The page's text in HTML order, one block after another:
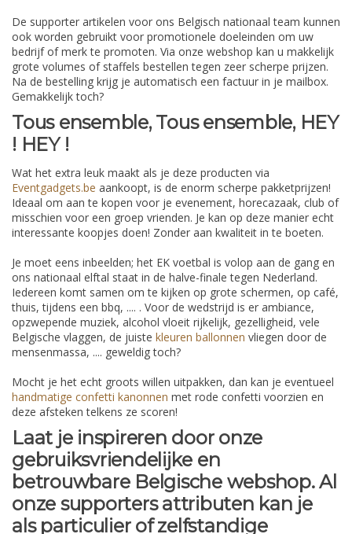
De supporter artikelen voor ons Belgisch nationaal team kunnen
ook worden gebruikt voor promotionele doeleinden om uw
bedrijf of merk te promoten. Via onze webshop kan u makkelijk
grote volumes of staffels bestellen tegen zeer scherpe prijzen.
Na de bestelling krijg je automatisch een factuur in je mailbox.
Gemakkelijk toch?
Tous ensemble, Tous ensemble, HEY
! HEY !
Wat het extra leuk maakt als je deze producten via
Eventgadgets.be aankoopt, is de enorm scherpe pakketprijzen!
Ideaal om aan te kopen voor je evenement, horecazaak, club of
misschien voor een groep vrienden. Je kan op deze manier echt
interessante koopjes doen! Zonder aan kwaliteit in te boeten.
Je moet eens inbeelden; het EK voetbal is volop aan de gang en
ons nationaal elftal staat in de halve-finale tegen Nederland.
Iedereen komt samen om te kijken op grote schermen, op café,
thuis, tijdens een bbq, .... . Voor de wedstrijd is er ambiance,
opzwepende muziek, alcohol vloeit rijkelijk, gezelligheid, vele
Belgische vlaggen, de juiste kleuren ballonnen vliegen door de
mensenmassa, .... geweldig toch?
Mocht je het echt groots willen uitpakken, dan kan je eventueel
handmatige confetti kanonnen met rode confetti voorzien en
deze afsteken telkens ze scoren!
Laat je inspireren door onze
gebruiksvriendelijke en
betrouwbare Belgische webshop. Al
onze supporters attributen kan je
als particulier of zelfstandige